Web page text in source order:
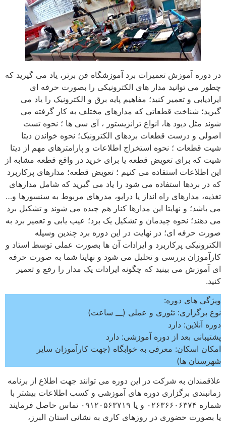
در دوره آموزش تعمیرات برد آموزشگاه فن برتر، یاد می گیرید که
چطور می توانید مدار های الکترونیکی را بصورت حرفه ای
ایرادیابی و تعمیر کنید؛ مفاهیم پایه برق و الکترونیک را یاد می
گیرید؛ شناخت قطعاتی که مدارهای مختلف به کار گرفته می
شوند مثل دیود ها، انواع ترانزیستور ، آی سی ها ؛ نحوه تست
اصولی و درست قطعات بردهای الکترونیک؛ نحوه خواندن دیتا
شیت قطعات ؛ نحوه استخراج اطلاعات و پارامترهای مهم از دیتا
شیت که برای تعویض قطعه یا برای خرید در واقع قطعه مشابه از
این اطلاعات استفاده می کنیم ؛ تعویض قطعه؛ مدارهای پرکاربرد
که در بردها استفاده می شود را یاد می گیرید که شامل مدارهای
تغذیه، مدارهای راه انداز یا درایو، مدرهای مربوط به سنسورها و…
می باشد؛ و نهایتا این مدارها کنار هم چیده می شوند و تشکیل برد
می دهند؛ نحوه چیدمان و تشکیل یک برد؛ عیب یابی و تعمیر برد به
صورت حرفه ای؛ در نهایت در این دوره برد چندین وسیله
الکترونیکی پرکاربرد و ایرادات آن ها بصورت عملی توسط استاد و
کارآموزان بررسی و تحلیل می شود و نهایتا شما به صورت حرفه
ای آموزش می بینید که چگونه ایرادات یک مدار را رفع و تعمیر
کنید.
ویژگی های دوره:
نوع برگزاری: تئوری و عملی (__ ساعت)
دوره آنلاین: دارد
پشتیبانی بعد از دوره آموزشی: دارد
امکان اسکان: معرفی به خوابگاه (جهت کارآموزان سایر
شهرستان ها)
علاقمندان به شرکت در این دوره می توانند جهت اطلاع از برنامه
زمانبندی برگزاری دوره های آموزشی و کسب اطلاعات بیشتر با
شماره ۰۲۶۳۶۶۰۶۳۷۴ و یا ۰۹۱۲۰۵۶۳۷۱۹ تماس حاصل فرمایند
یا بصورت حضوری در روزهای کاری به نشانی استان البرز،